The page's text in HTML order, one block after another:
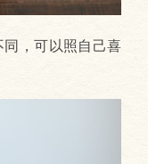
，可以照自己喜